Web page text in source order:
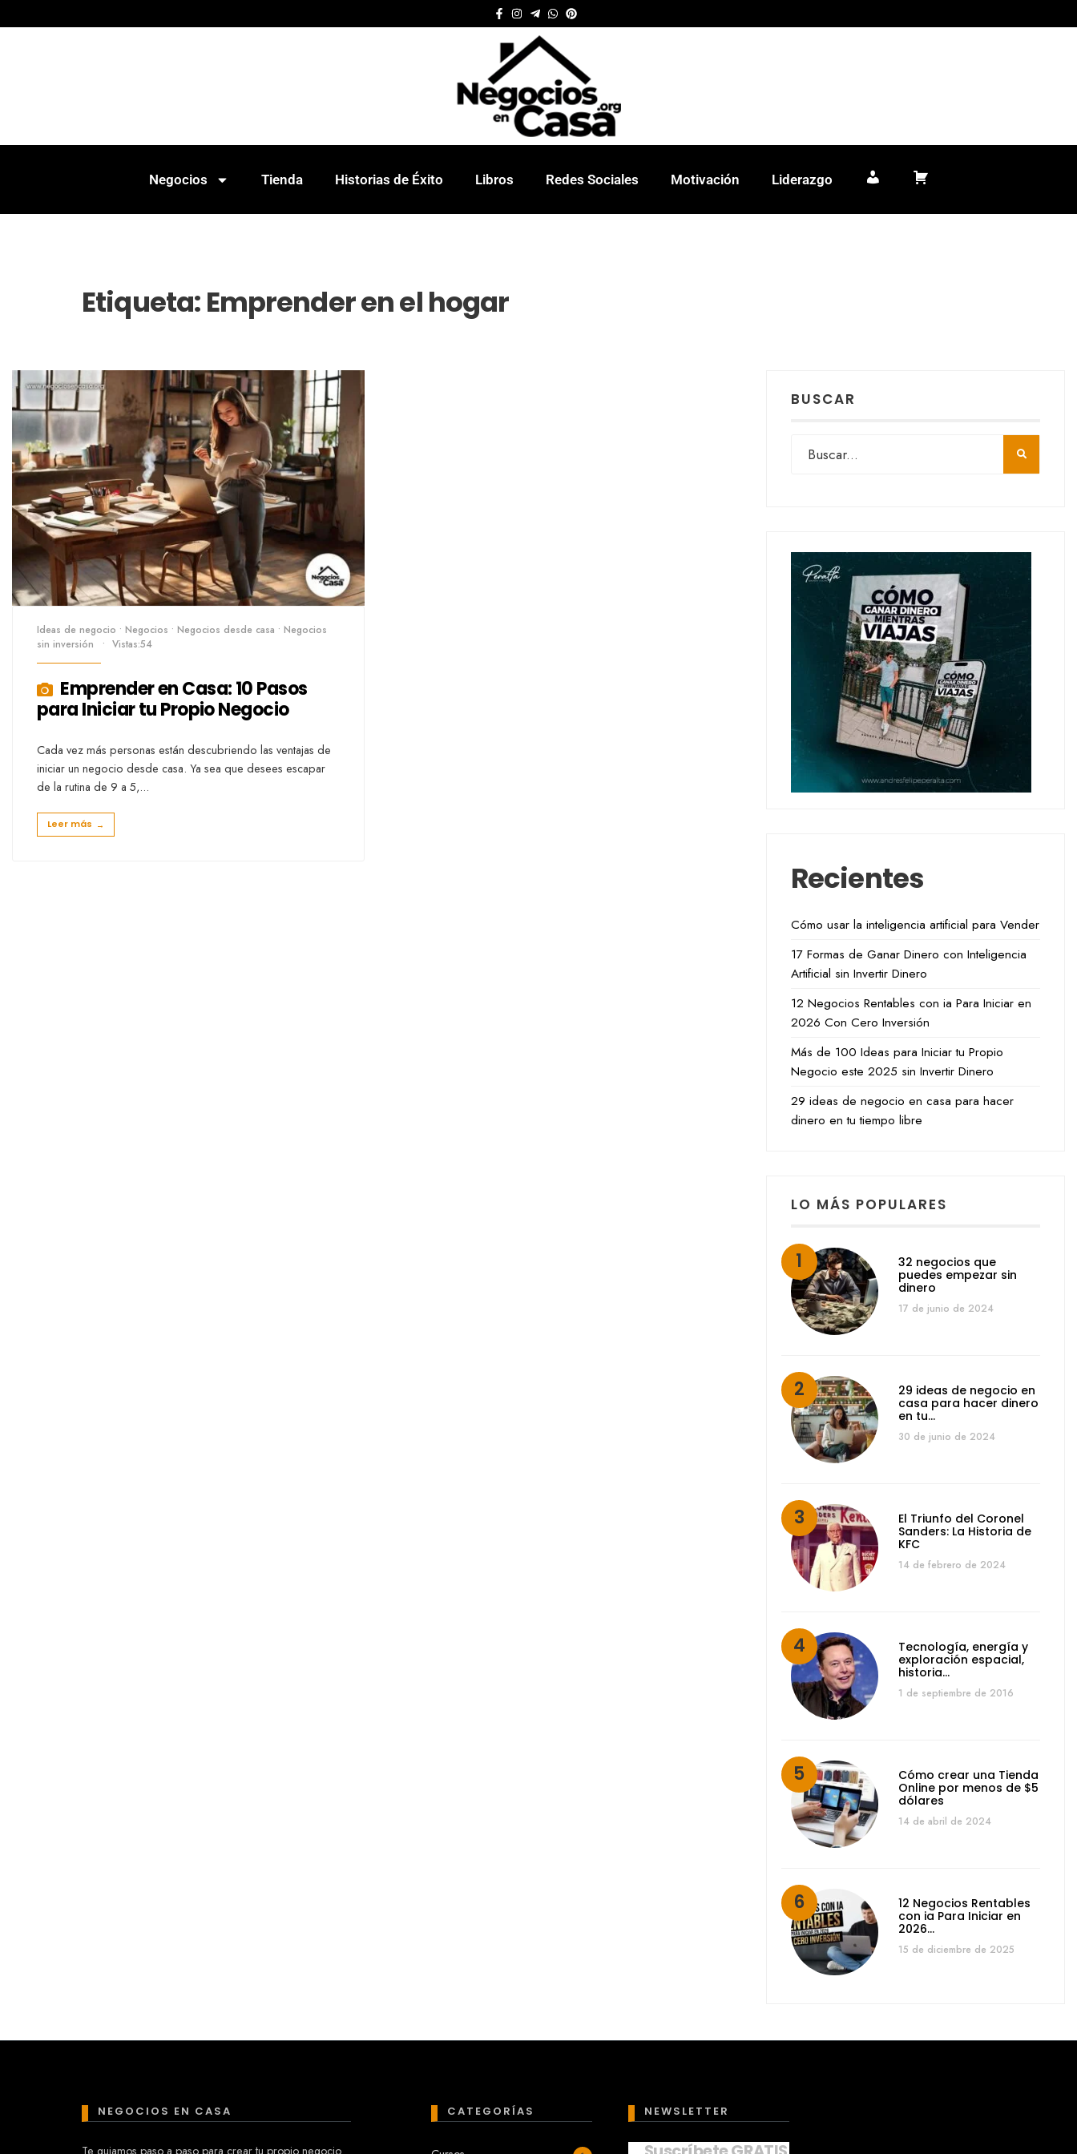
Negocios Tienda Historias de Éxito Libros Redes Sociales Motivación Liderazgo Mi cuentaCarrito
Etiqueta:Emprender en el hogar
Ideas de negocio • Negocios • Negocios desde casa • Negocios
sin inversión
• Vistas:54
Emprender en Casa: 10 Pasos
para Iniciar tu Propio Negocio
Cada vez más personas están descubriendo las ventajas de
iniciar un negocio desde casa. Ya sea que desees escapar
de la rutina de 9 a 5,...
Leer más →
BUSCAR
Recientes
Cómo usar la inteligencia artificial para Vender
17 Formas de Ganar Dinero con Inteligencia
Artificial sin Invertir Dinero
12 Negocios Rentables con ia Para Iniciar en
2026 Con Cero Inversión
Más de 100 Ideas para Iniciar tu Propio
Negocio este 2025 sin Invertir Dinero
29 ideas de negocio en casa para hacer
dinero en tu tiempo libre
LO MÁS POPULARES
32 negocios que
puedes empezar sin
dinero
17 de junio de 2024
29 ideas de negocio en
casa para hacer dinero
en tu…
30 de junio de 2024
El Triunfo del Coronel
Sanders: La Historia de
KFC
14 de febrero de 2024
Tecnología, energía y
exploración espacial,
historia…
1 de septiembre de 2016
Cómo crear una Tienda
Online por menos de $5
dólares
14 de abril de 2024
12 Negocios Rentables
con ia Para Iniciar en
2026…
15 de diciembre de 2025
NEGOCIOS EN CASA CATEGORÍAS NEWSLETTER